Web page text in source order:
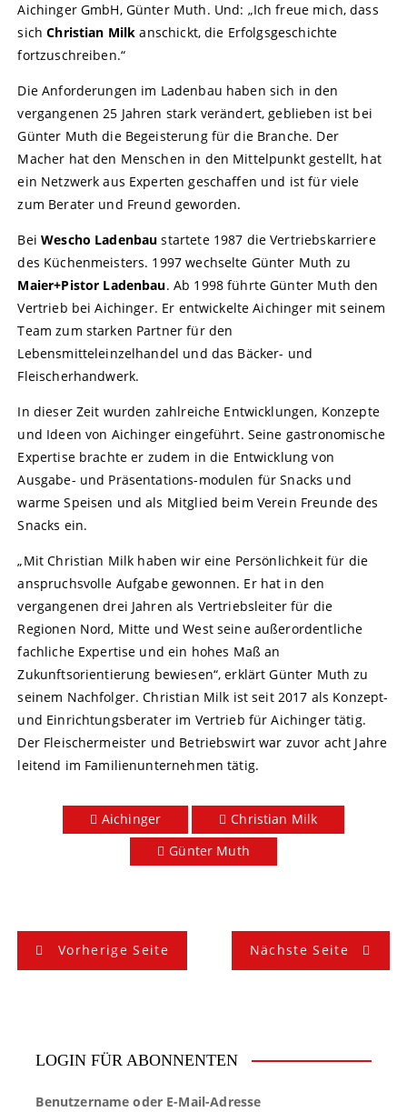
Aichinger GmbH, Günter Muth. Und: „Ich freue mich, dass
sichChristian Milkanschickt, die Erfolgsgeschichte
fortzuschreiben.“
Die Anforderungen im Ladenbau haben sich in den
vergangenen 25 Jahren stark verändert, geblieben ist bei
Günter Muth die Begeisterung für die Branche. Der
Macher hat den Menschen in den Mittelpunkt gestellt, hat
ein Netzwerk aus Experten geschaffen und ist für viele
zum Berater und Freund geworden.
BeiWescho Ladenbau startete 1987 die Vertriebskarriere
des Küchenmeisters. 1997 wechselte Günter Muth zu
Maier+Pistor Ladenbau. Ab 1998 führte Günter Muth den
Vertrieb bei Aichinger. Er entwickelte Aichinger mit seinem
Team zum starken Partner für den
Lebensmitteleinzelhandel und das Bäcker- und
Fleischerhandwerk.
In dieser Zeit wurden zahlreiche Entwicklungen, Konzepte
und Ideen von Aichinger eingeführt. Seine gastronomische
Expertise brachte er zudem in die Entwicklung von
Ausgabe- und Präsentations-modulen für Snacks und
warme Speisen und als Mitglied beim Verein Freunde des
Snacks ein.
„Mit Christian Milk haben wir eine Persönlichkeit für die
anspruchsvolle Aufgabe gewonnen. Er hat in den
vergangenen drei Jahren als Vertriebsleiter für die
Regionen Nord, Mitte und West seine außerordentliche
fachliche Expertise und ein hohes Maß an
Zukunftsorientierung bewiesen“, erklärt Günter Muth zu
seinem Nachfolger. Christian Milk ist seit 2017 als Konzept-
und Einrichtungsberater im Vertrieb für Aichinger tätig.
Der Fleischermeister und Betriebswirt war zuvor acht Jahre
leitend im Familienunternehmen tätig.
Aichinger
Christian Milk
Günter Muth
Vorherige Seite Nächste Seite
LOGIN FÜR ABONNENTEN
Benutzername oder E-Mail-Adresse